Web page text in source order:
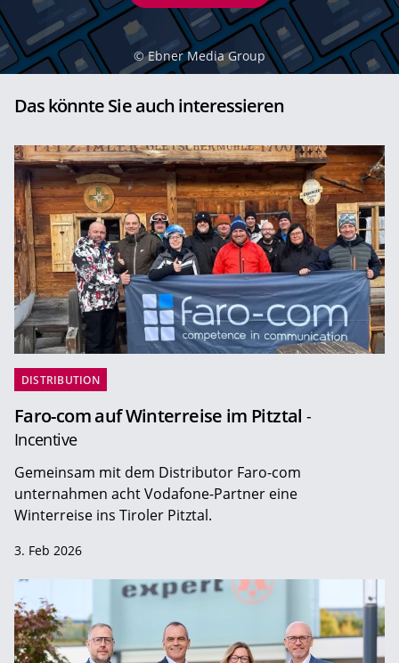
© Ebner Media Group
Das könnte Sie auch interessieren
DISTRIBUTION
Faro-com auf Winterreise im Pitztal -
Incentive
Gemeinsam mit dem Distributor Faro-com
unternahmen acht Vodafone-Partner eine
Winterreise ins Tiroler Pitztal.
3. Feb 2026